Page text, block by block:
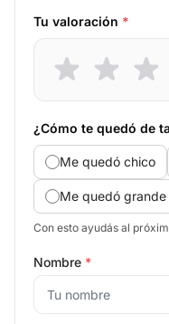
Tu valoración *
¿Cómo te quedó de
Me quedó chico
Me quedó grande
Con esto ayudás al
Nombre *